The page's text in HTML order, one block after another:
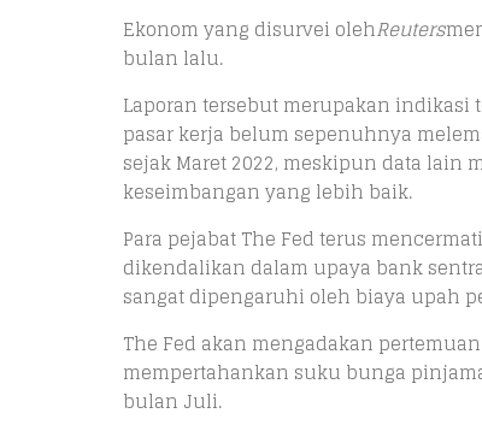
Ekonom yang disurvei olehReuters
bulan lalu.
Laporan tersebut merupakan
pasar kerja belum sepenuhnya
sejak Maret 2022, meskipun data
keseimbangan yang lebih baik.
Para pejabat The Fed terus
dikendalikan dalam upaya bank
sangat dipengaruhi oleh biaya upah
The Fed akan mengadakan
mempertahankan suku bunga
bulan Juli.